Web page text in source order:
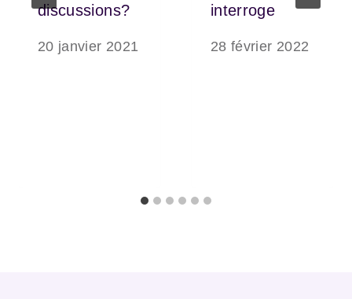
discussions?
20 janvier 2021
interroge
28 février 2022